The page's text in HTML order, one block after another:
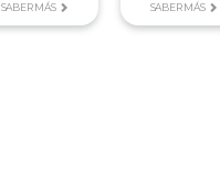
SABER MÁS SABER MÁS